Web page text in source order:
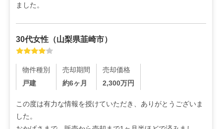
ました。
30代女性 （山梨県韮崎市）
物件種別
戸建
売却期間
約6ヶ月
売却価格
2,300万円
この度は有力な情報を授けていただき、ありがとうございま
した。